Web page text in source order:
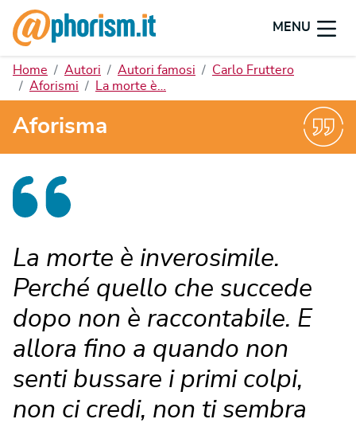
MENU
Home Autori Autori famosi
Carlo Fruttero
Aforismi
La morte è…
Aforisma
La morte è inverosimile.
Perché quello che succede
dopo non è raccontabile. E
allora fino a quando non
senti bussare i primi colpi,
non ci credi, non ti sembra